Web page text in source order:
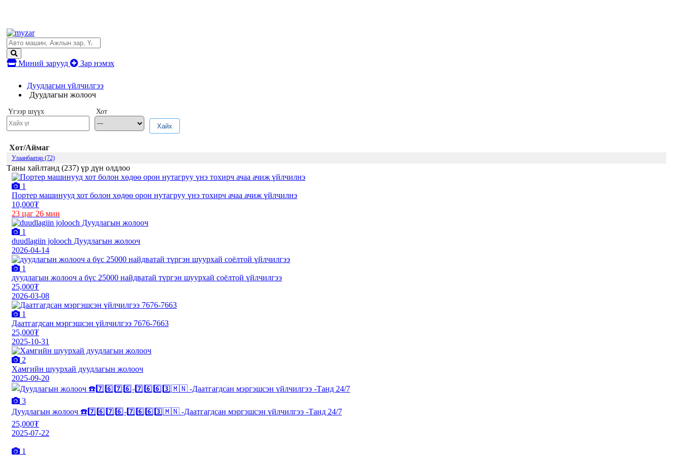
Миний зарууд Зар нэмэх
Дуудлагын үйлчилгээ
Дуудлагын жолооч
Үгээр шүүх
Хот
Хайх
Хот/Аймаг
Улаанбаатар (72)
Таны хайлтанд (237) үр дүн олдлоо
1
Портер машинууд хот болон хөдөө орон нутагруу үнэ тохирч ачаа ачиж үйлчилнэ
10,000₮
23 цаг 26 мин
1
duudlagiin jolooch Дуудлагын жолооч
2026-04-14
1
дуудлагын жолооч а бүс 25000 найдватай түргэн шуурхай соёлтой үйлчилгээ
25,000₮
2026-03-08
1
Даатгагдсан мэргэшсэн үйлчилгээ 7676-7663
25,000₮
2025-10-31
2
Хамгийн шуурхай дуудлагын жолооч
2025-09-20
3
Дуудлагын жолооч ☎️7️⃣6️⃣7️⃣6️⃣-7️⃣6️⃣6️⃣3️⃣🇲🇳 -Даатгагдсан мэргэшсэн үйлчилгээ -Танд 24/7
25,000₮
2025-07-22
1